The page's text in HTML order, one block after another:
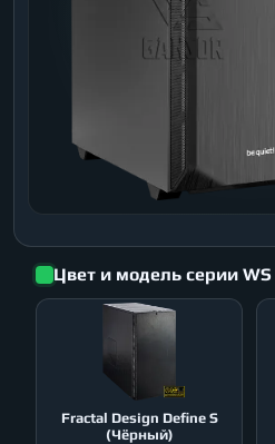
Цвет и модель серии WS
Fractal Design Define S
(Чёрный)